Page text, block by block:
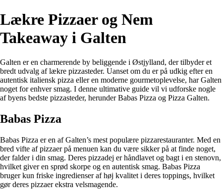
Lækre Pizzaer og Nem
Takeaway i Galten
Galten er en charmerende by beliggende i Østjylland, der tilbyder et
bredt udvalg af lækre pizzasteder. Uanset om du er på udkig efter en
autentisk italiensk pizza eller en moderne gourmetoplevelse, har Galten
noget for enhver smag. I denne ultimative guide vil vi udforske nogle
af byens bedste pizzasteder, herunder Babas Pizza og Pizza Galten.
Babas Pizza
Babas Pizza er en af Galten’s mest populære pizzarestauranter. Med en
bred vifte af pizzaer på menuen kan du være sikker på at finde noget,
der falder i din smag. Deres pizzadej er håndlavet og bagt i en stenovn,
hvilket giver en sprød skorpe og en autentisk smag. Babas Pizza
bruger kun friske ingredienser af høj kvalitet i deres toppings, hvilket
gør deres pizzaer ekstra velsmagende.